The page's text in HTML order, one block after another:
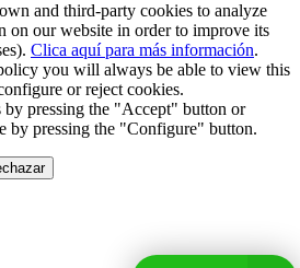
and third-party cookies to analyze
on our website in order to improve its
Clica aquí para más información.
you will always be able to view this
or reject cookies.
by pressing the "Accept" button or
by pressing the "Configure" button.